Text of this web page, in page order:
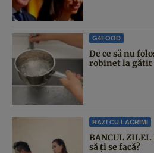
G4FOOD
De ce să nu
robinet la gătit
RAZI CU LACRIMI
BANCUL
să ți se facă?